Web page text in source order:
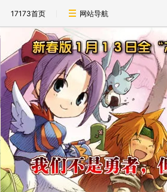
17173首页 网站导航